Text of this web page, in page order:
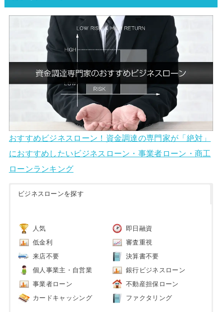
おすすめビジネスローン！資金調達の専門家が「絶対」
におすすめしたいビジネスローン・事業者ローン・商工
ローンランキング
ビジネスローンを探す
人気 即日融資
低金利 審査重視
来店不要 決算書不要
個人事業主・自営業 銀行ビジネスローン
事業者ローン 不動産担保ローン
カードキャッシング ファクタリング